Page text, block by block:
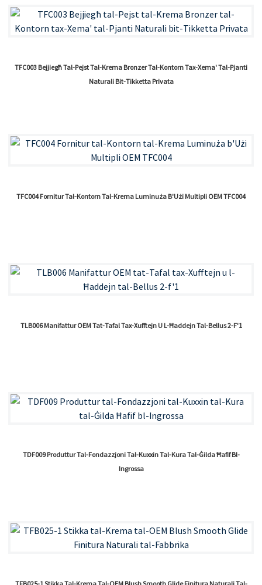
TFC003 Bejjiegħ Tal-Pejst Tal-Krema Bronzer Tal-Kontorn Tax-Xema' Tal-Pjanti
Naturali Bit-Tikketta Privata
TFC004 Fornitur Tal-Kontorn Tal-Krema Luminuża B'Użi Multipli OEM TFC004
TLB006 Manifattur OEM Tat-Tafal Tax-Xufftejn U L-Ħaddejn Tal-Bellus 2-F'1
TDF009 Produttur Tal-Fondazzjoni Tal-Kuxxin Tal-Kura Tal-Ġilda Ħafif Bl-
Ingrossa